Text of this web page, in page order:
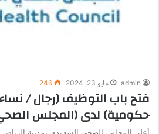
admin مايو 23, 2024 246
فتح باب التوظيف (رجال /
حكومية) لدى (المجلس